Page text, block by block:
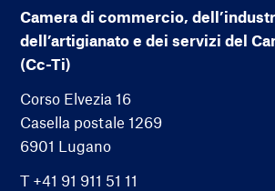
Camera di commercio,
dell’artigianato e dei servizi del
(Cc-Ti)
Corso Elvezia 16
Casella postale 1269
6901 Lugano
T +41 91 911 51 11